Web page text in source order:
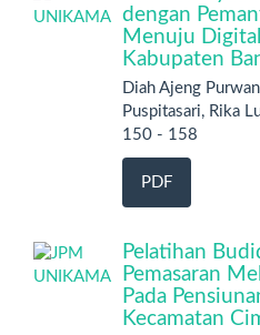
dengan
Menuju
Kabupaten
Diah Ajeng
Puspitasari, Rika
150 - 158
PDF
Pelatihan
Pemasaran
Pada
Kecamatan